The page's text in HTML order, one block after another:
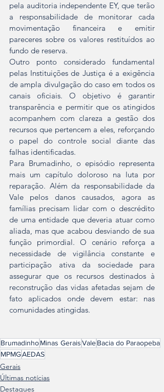
pela auditoria independente EY, que terão
a responsabilidade de monitorar cada
movimentação financeira e emitir
pareceres sobre os valores restituídos ao
fundo de reserva.
Outro ponto considerado fundamental
pelas Instituições de Justiça é a exigência
de ampla divulgação do caso em todos os
canais oficiais. O objetivo é garantir
transparência e permitir que os atingidos
acompanhem com clareza a gestão dos
recursos que pertencem a eles, reforçando
o papel do controle social diante das
falhas identificadas.
Para Brumadinho, o episódio representa
mais um capítulo doloroso na luta por
reparação. Além da responsabilidade da
Vale pelos danos causados, agora as
famílias precisam lidar com o descrédito
de uma entidade que deveria atuar como
aliada, mas que acabou desviando de sua
função primordial. O cenário reforça a
necessidade de vigilância constante e
participação ativa da sociedade para
assegurar que os recursos destinados à
reconstrução das vidas afetadas sejam de
fato aplicados onde devem estar: nas
comunidades atingidas.
BrumadinhoMinas GeraisValeBacia do Paraopeba
MPMGAEDAS
Gerais
Últimas notícias
Destaques